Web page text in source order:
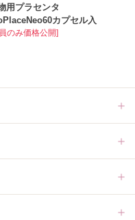
用プラセンタ
カプセル入
のみ価格公開]